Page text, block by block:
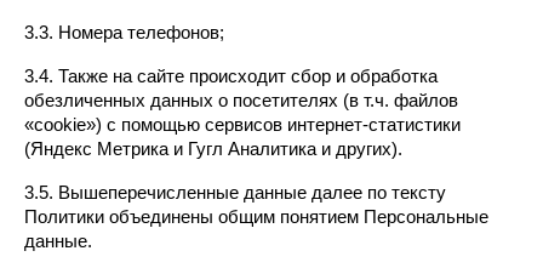
3.3. Номера телефонов;
3.4. Также на сайте происходит сбор и обработка
обезличенных данных о посетителях (в т.ч. файлов
«cookie») с помощью сервисов интернет-статистики
(Яндекс Метрика и Гугл Аналитика и других).
3.5. Вышеперечисленные данные далее по тексту
Политики объединены общим понятием Персональные
данные.